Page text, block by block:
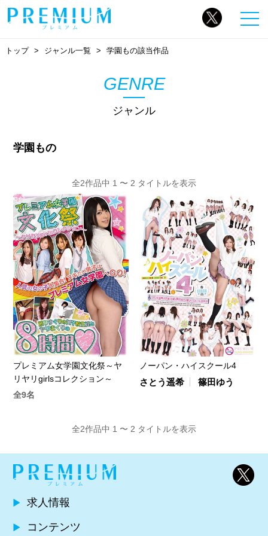
トップ ジャンル一覧 学園もの該当作品
GENRE
ジャンル
学園もの
全2作品中 1 〜 2 タイトルを表示
プレミアム女学園文化祭～ヤ
リヤリgirlsコレクション～
全9名
ノーパン・ハイスクール4
さとう遥希 篠田ゆう
全2作品中 1 〜 2 タイトルを表示
求人情報
コンテンツ